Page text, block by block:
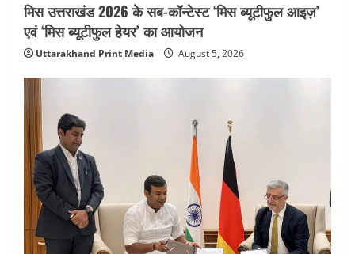
मिस उत्तराखंड 2026 के सब-कॉन्टेस्ट ‘मिस ब्यूटीफुल आइज़’
एवं ‘मिस ब्यूटीफुल हेयर’ का आयोजन
Uttarakhand Print Media August 5, 2026